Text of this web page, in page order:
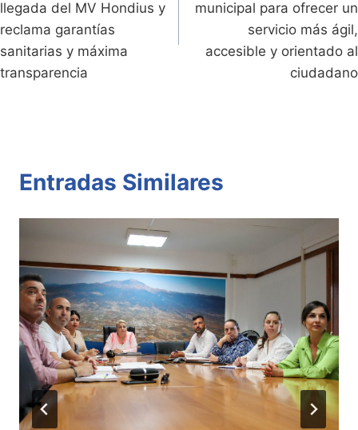
entradas
llegada del MV Hondius y
reclama garantías
sanitarias y máxima
transparencia
municipal para ofrecer un
servicio más ágil,
accesible y orientado al
ciudadano
Entradas Similares